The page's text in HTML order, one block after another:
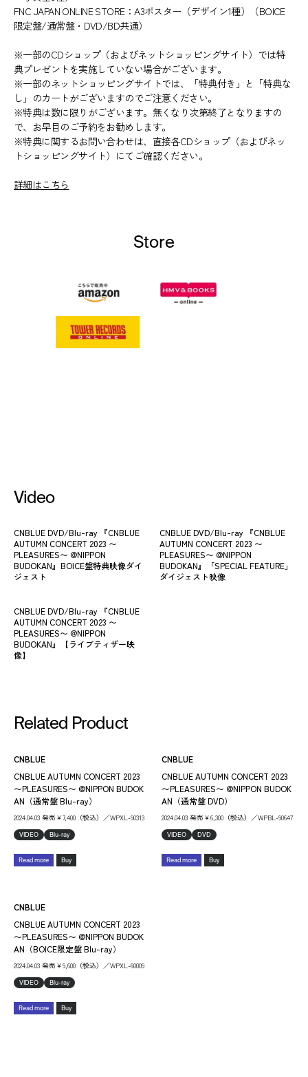
FNC JAPAN ONLINE STORE：A3ポスター（デザイン1種）（BOICE
限定盤/通常盤・DVD/BD共通）
※一部のCDショップ（およびネットショッピングサイト）では特
典プレゼントを実施していない場合がございます。
※一部のネットショッピングサイトでは、「特典付き」と「特典な
し」のカートがございますのでご注意ください。
※特典は数に限りがございます。無くなり次第終了となりますの
で、お早目のご予約をお勧めします。
※特典に関するお問い合わせは、直接各CDショップ（およびネッ
トショッピングサイト）にてご確認ください。
詳細はこちら
Store
Video
CNBLUE DVD/Blu-ray 『CNBLUE
AUTUMN CONCERT 2023 〜
PLEASURES〜 @NIPPON
BUDOKAN』BOICE盤特典映像ダイ
ジェスト
CNBLUE DVD/Blu-ray 『CNBLUE
AUTUMN CONCERT 2023 〜
PLEASURES〜 @NIPPON
BUDOKAN』「SPECIAL FEATURE」
ダイジェスト映像
CNBLUE DVD/Blu-ray 『CNBLUE
AUTUMN CONCERT 2023 〜
PLEASURES〜 @NIPPON
BUDOKAN』【ライブティザー映
像】
Related Product
CNBLUE
CNBLUE AUTUMN CONCERT 2023
〜PLEASURES〜 @NIPPON BUDOK
AN（通常盤 Blu-ray）
2024.04.03 発売￥7,400（税込）／WPXL-90313
VIDEO Blu-ray
Read more Buy
CNBLUE
CNBLUE AUTUMN CONCERT 2023
〜PLEASURES〜 @NIPPON BUDOK
AN（通常盤 DVD）
2024.04.03 発売￥6,300（税込）／WPBL-90647
VIDEO DVD
Read more Buy
CNBLUE
CNBLUE AUTUMN CONCERT 2023
〜PLEASURES〜 @NIPPON BUDOK
AN（BOICE限定盤 Blu-ray）
2024.04.03 発売￥9,600（税込）／WPXL-60009
VIDEO Blu-ray
Read more Buy